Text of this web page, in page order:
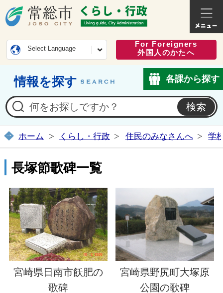
常総市公式ホームページ
くらし
Select Language
For Foreigners
外国人のかたへ
情報を探す 各課から探す
ホーム くらし・行政 住民のみなさんへ 学
長塚節歌碑一覧
宮崎県日南市飫肥の
歌碑
宮崎県野尻町大塚原
公園の歌碑